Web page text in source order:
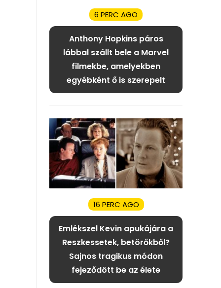
6 PERC AGO
Anthony Hopkins páros
lábbal szállt bele a Marvel
filmekbe, amelyekben
egyébként ő is szerepelt
16 PERC AGO
Emlékszel Kevin apukájára a
Reszkessetek, betörőkből?
Sajnos tragikus módon
fejeződött be az élete